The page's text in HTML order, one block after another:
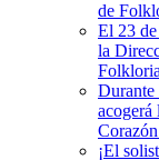
de
El 23
la
¡El